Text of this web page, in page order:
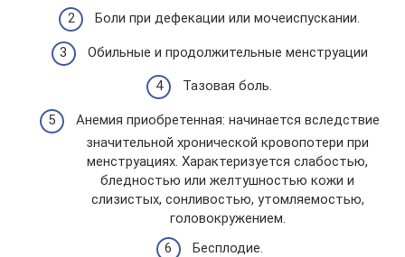
Боли при дефекации или мочеиспускании.
Обильные и продолжительные менструации
Тазовая боль.
Анемия приобретенная: начинается вследствие
значительной хронической кровопотери при
менструациях. Характеризуется слабостью,
бледностью или желтушностью кожи и
слизистых, сонливостью, утомляемостью,
головокружением.
Бесплодие.